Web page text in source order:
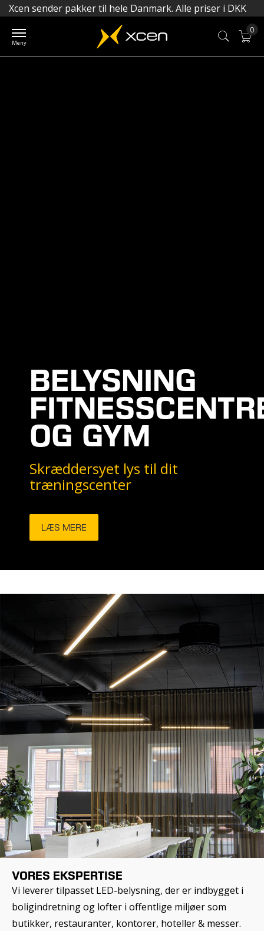
Xcen sender pakker til hele Danmark. Alle priser i DKK
0
BELYSNING
OG GYM
Skræddersyet lys til dit
træningscenter
LÆS MERE
VORES EKSPERTISE
Vi leverer tilpasset LED-belysning, der er indbygget i
boligindretning og lofter i offentlige miljøer som
butikker, restauranter, kontorer, hoteller & messer.